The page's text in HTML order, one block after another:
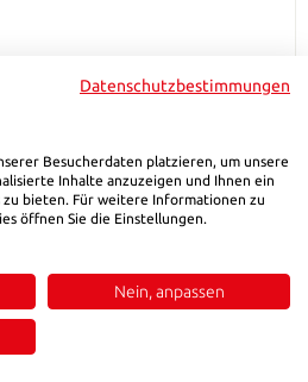
Datenschutzbestimmungen
Besucherdaten platzieren, um unsere
Inhalte anzuzeigen und Ihnen ein
bieten. Für weitere Informationen zu
öffnen Sie die Einstellungen.
Nein, anpassen